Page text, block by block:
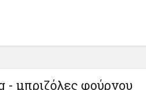
- μπριζόλες φούρνου